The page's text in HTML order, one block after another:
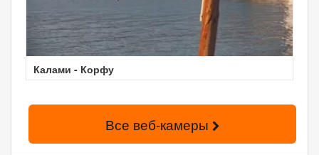
Калами - Корфу
Все веб-камеры